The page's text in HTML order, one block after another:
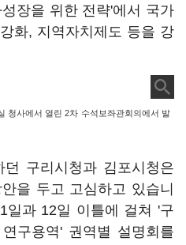
장을 위한 전략'에서 국가
화, 지역자치제도 등을 강
청사에서 열린 2차 수석보좌관회의에서 발
구리시청과 김포시청은
을 두고 고심하고 있습니
일과 12일 이틀에 걸쳐 '구
구용역' 권역별 설명회를